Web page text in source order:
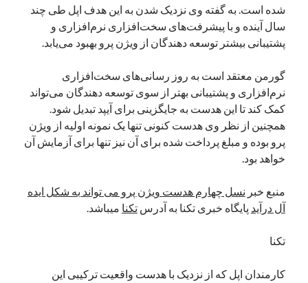
فوریه 2024
ژانویه 2024
دسامبر 2023
اکتبر 2023
سپتامبر 2023
آگوست 2023
جولای 2023
دسامبر 2022
دسته‌ها
اپل
شده است. به گفته وی نزدیک شدن به این هدف اپل طی چند
سال آینده و با پیشرفت‌های سخت‌افزاری نرم‌افزاری و
پشتیبانی بیشتر توسعه دهندگان از ویژن پرو بهبود می‌یابد.
گورمن معتقد است به روز رسانی‌های سخت‌افزاری
نرم‌افزاری و پشتیبانی بهتر از سوی توسعه دهندگان می‌تواند
کمک کند تا این هدست به جایگزینی برای آیپد تبدیل شود.
همچنین از نظر وی هدست کنونی تنها یک نمونه اولیه از ویژن
پرو بوده و مبلغ پرداخت شده برای آن نیز تنها برای آزمایش آن
خواهد بود.
منبع خبر نسل چهارم هدست ویژن پرو می تواند به شکل ایده
آل درآید پایگاه خبری تکنا به آدرستکنا میباشد.
تکنا
کارمندان اپل که از نزدیک با هدست واقعیت ترکیبی این